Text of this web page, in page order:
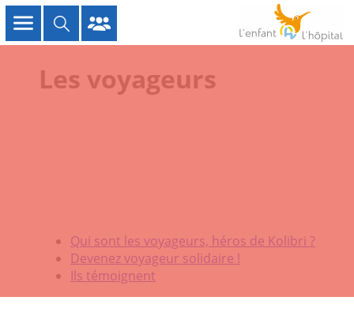
Les voyageurs
Qui sont les voyageurs, héros de Kolibri ?
Devenez voyageur solidaire !
Ils témoignent